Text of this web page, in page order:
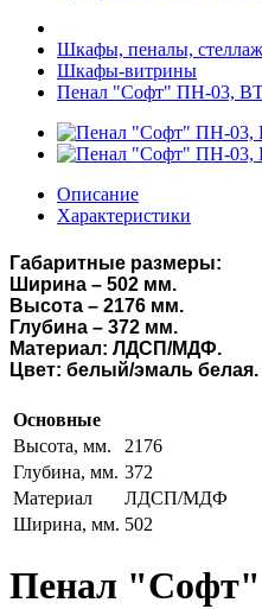
Шкафы, пеналы,
Шкафы-витрины
Пенал "Софт" ПН-03,
Описание
Характеристики
Габаритные размеры:
Ширина – 502 мм.
Высота – 2176 мм.
Глубина – 372 мм.
Материал: ЛДСП/МДФ.
Цвет: белый/эмаль белая.
Основные
Высота, мм.
2176
Глубина, мм. 372
Материал
ЛДСП/МДФ
Ширина, мм. 502
Пенал